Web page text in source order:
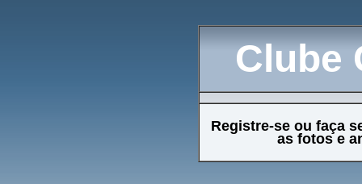
Clube
Registre-se ou faça
as fotos e